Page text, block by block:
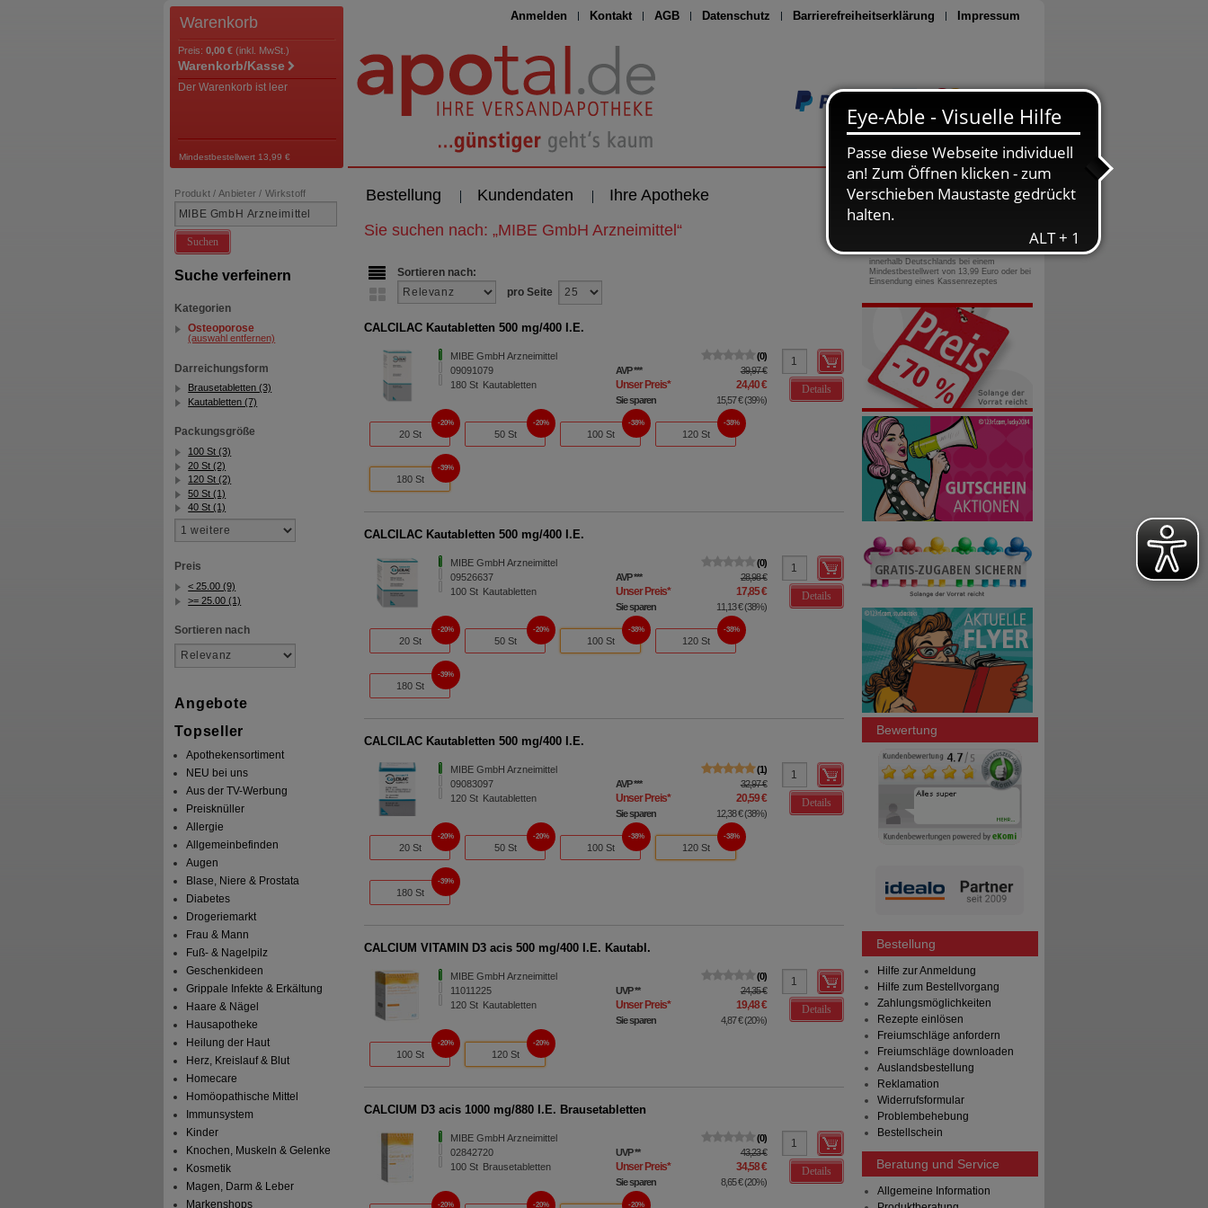
Anmelden Kontakt AGB Datenschutz Barrierefreiheitserklärung Impressum
Seite drucken
Warenkorb
Preis: 0,00 € (inkl. MwSt.)
Warenkorb/Kasse
Der Warenkorb ist leer
Mindestbestellwert 13,99 €
Bestellung Kundendaten Ihre Apotheke
Produkt / Anbieter / Wirkstoff
Suchen
Suche verfeinern
Kategorien
Osteoporose
(auswahl entfernen)
Darreichungsform
Brausetabletten (3)
Kautabletten (7)
Packungsgröße
100 St (3)
20 St (2)
120 St (2)
50 St (1)
40 St (1)
Preis
< 25.00 (9)
>= 25.00 (1)
Sortieren nach
Angebote
Topseller
Apothekensortiment
NEU bei uns
Aus der TV-Werbung
Preisknüller
Allergie
Allgemeinbefinden
Augen
Blase, Niere & Prostata
Diabetes
Drogeriemarkt
Frau & Mann
Fuß- & Nagelpilz
Geschenkideen
Grippale Infekte & Erkältung
Haare & Nägel
Hausapotheke
Heilung der Haut
Herz, Kreislauf & Blut
Homecare
Homöopathische Mittel
Immunsystem
Kinder
Knochen, Muskeln & Gelenke
Kosmetik
Magen, Darm & Leber
Markenshops
Sie suchen nach: „MIBE GmbH Arzneimittel“
Sortieren nach:
pro Seite
CALCILAC Kautabletten 500 mg/400 I.E.
MIBE GmbH Arzneimittel
09091079
180St Kautabletten
0
AVP*** 39,97 €
Unser Preis* 24,40 €
Sie sparen 15,57 €(39%)
Details
20 St
20%
50 St
20%
100 St
38%
120 St
38%
180 St
39%
CALCILAC Kautabletten 500 mg/400 I.E.
MIBE GmbH Arzneimittel
09526637
100St Kautabletten
0
AVP*** 28,98 €
Unser Preis* 17,85 €
Sie sparen 11,13 €(38%)
Details
20 St
20%
50 St
20%
100 St
38%
120 St
38%
180 St
39%
CALCILAC Kautabletten 500 mg/400 I.E.
MIBE GmbH Arzneimittel
09083097
120St Kautabletten
1
AVP*** 32,97 €
Unser Preis* 20,59 €
Sie sparen 12,38 €(38%)
Details
20 St
20%
50 St
20%
100 St
38%
120 St
38%
180 St
39%
CALCIUM VITAMIN D3 acis 500 mg/400 I.E. Kautabl.
MIBE GmbH Arzneimittel
11011225
120St Kautabletten
0
UVP** 24,35 €
Unser Preis* 19,48 €
Sie sparen 4,87 €(20%)
Details
100 St
20%
120 St
20%
CALCIUM D3 acis 1000 mg/880 I.E. Brausetabletten
MIBE GmbH Arzneimittel
02842720
100St Brausetabletten
0
UVP** 43,23 €
Unser Preis* 34,58 €
Sie sparen 8,65 €(20%)
Details
20% 20% 20%
0800-10 11 422
gebührenfreie Rufnummer
innerhalb Deutschlands bei einem
Mindestbestellwert von 13,99 Euro oder bei
Einsendung eines Kassenrezeptes
Bewertung
Bestellung
Hilfe zur Anmeldung
Hilfe zum Bestellvorgang
Zahlungsmöglichkeiten
Rezepte einlösen
Freiumschläge anfordern
Freiumschläge downloaden
Auslandsbestellung
Reklamation
Widerrufsformular
Problembehebung
Bestellschein
Beratung und Service
Allgemeine Information